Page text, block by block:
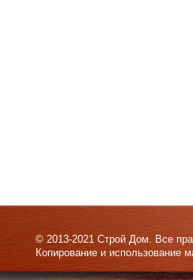
© 2013-2021 Строй Дом. Все
Копирование и использование